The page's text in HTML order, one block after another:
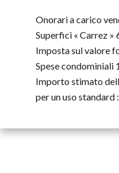
Onorari a carico
Superfici « Carrez »
Imposta sul valore
Spese condominiali
Importo stimato
per un uso standard